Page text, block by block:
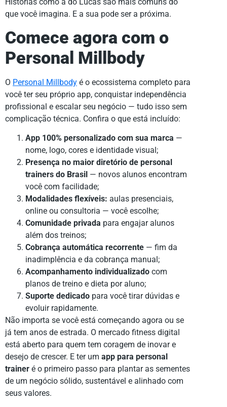
Histórias como a do Lucas são mais comuns do
que você imagina. E a sua pode ser a próxima.
Comece agora com o
Personal Millbody
O Personal Millbody é o ecossistema completo para
você ter seu próprio app, conquistar independência
profissional e escalar seu negócio — tudo isso sem
complicação técnica. Confira o que está incluído:
App 100% personalizado com sua marca —
nome, logo, cores e identidade visual;
Presença no maior diretório de personal
trainers do Brasil — novos alunos encontram
você com facilidade;
Modalidades flexíveis: aulas presenciais,
online ou consultoria — você escolhe;
Comunidade privada para engajar alunos
além dos treinos;
Cobrança automática recorrente — fim da
inadimplência e da cobrança manual;
Acompanhamento individualizado com
planos de treino e dieta por aluno;
Suporte dedicado para você tirar dúvidas e
evoluir rapidamente.
Não importa se você está começando agora ou se
já tem anos de estrada. O mercado fitness digital
está aberto para quem tem coragem de inovar e
desejo de crescer. E ter um app para personal
trainer é o primeiro passo para plantar as sementes
de um negócio sólido, sustentável e alinhado com
seus valores.